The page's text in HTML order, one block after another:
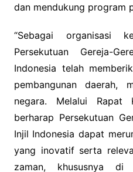
dan mendukung program
“Sebagai organisasi
Persekutuan Gereja-
Indonesia telah
pembangunan daerah,
negara. Melalui Rapat
berharap Persekutuan
Injil Indonesia dapat
yang inovatif serta
zaman, khususnya di